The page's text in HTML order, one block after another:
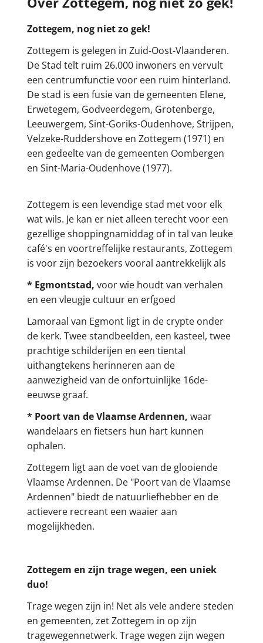
Zottegem, nog niet zo gek!
Zottegem is gelegen in Zuid-Oost-Vlaanderen.
De Stad telt ruim 26.000 inwoners en vervult
een centrumfunctie voor een ruim hinterland.
De stad is een fusie van de gemeenten Elene,
Erwetegem, Godveerdegem, Grotenberge,
Leeuwergem, Sint-Goriks-Oudenhove, Strijpen,
Velzeke-Ruddershove en Zottegem (1971) en
een gedeelte van de gemeenten Oombergen
en Sint-Maria-Oudenhove (1977).
Zottegem is een levendige stad met voor elk
wat wils. Je kan er niet alleen terecht voor een
gezellige shoppingnamiddag of in tal van leuke
café's en voortreffelijke restaurants, Zottegem
is voor zijn bezoekers vooral aantrekkelijk als
* Egmontstad,voor wie houdt van verhalen
en een vleugje cultuur en erfgoed
Lamoraal van Egmont ligt in de crypte onder
de kerk. Twee standbeelden, een kasteel, twee
prachtige schilderijen en een tiental
uithangtekens herinneren aan de
aanwezigheid van de onfortuinlijke 16de-
eeuwse graaf.
* Poort van de Vlaamse Ardennen,waar
wandelaars en fietsers hun hart kunnen
ophalen.
Zottegem ligt aan de voet van de glooiende
Vlaamse Ardennen. De "Poort van de Vlaamse
Ardennen" biedt de natuurliefhebber en de
actievere recreant een waaier aan
mogelijkheden.
Zottegem en zijn trage wegen, een uniek
duo!
Trage wegen zijn in! Net als vele andere steden
en gemeenten, zet Zottegem in op zijn
tragewegennetwerk. Trage wegen zijn wegen